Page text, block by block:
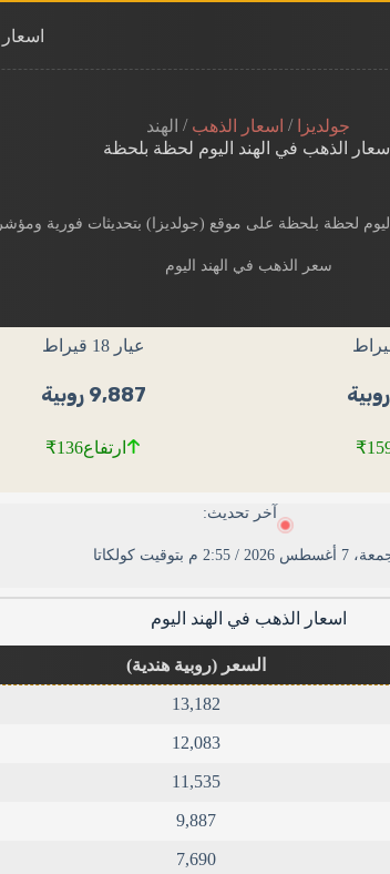
جولديزا / اسعار الذهب / الهند
اسعار الذهب في الهند اليوم لحظة بلحظة
لحظة بلحظة​ على موقع (جولديزا) بتحديثات فورية
سعر الذهب في الهند اليوم
عيار 18 قيراط
9,887 روبية
ارتفاع₹136
آخر تحديث:
2026 / 2:55 م بتوقيت كولكاتا
اسعار الذهب في الهند اليوم
السعر (روبية هندية)
13,182
12,083
11,535
9,887
7,690